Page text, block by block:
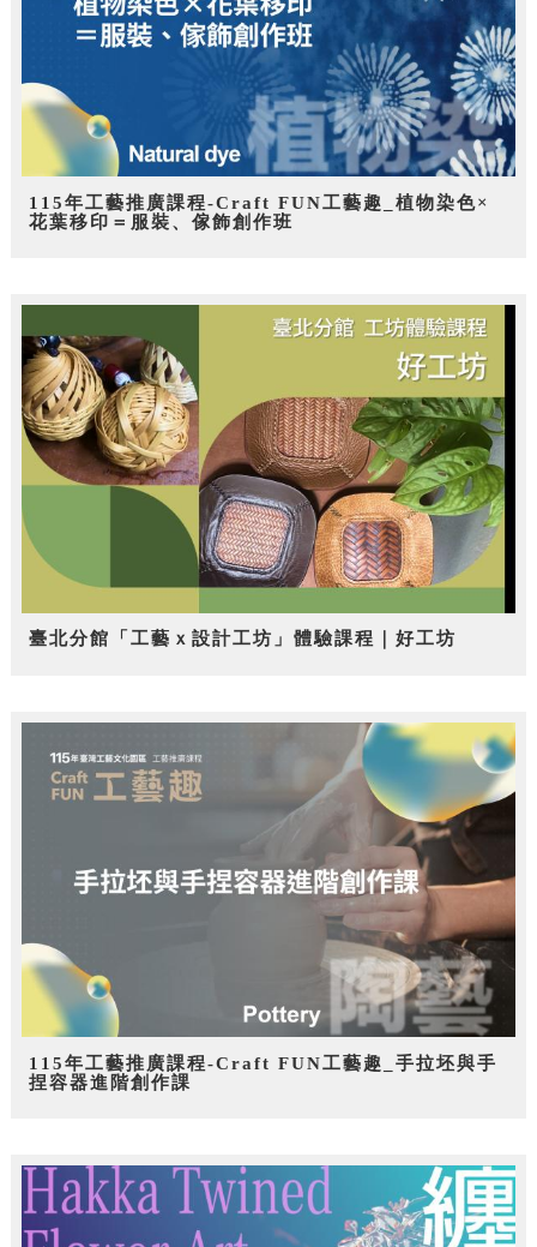
115年工藝推廣課程-Craft FUN工藝趣_植物染色×
花葉移印＝服裝、傢飾創作班
臺北分館「工藝ｘ設計工坊」體驗課程｜好工坊
115年工藝推廣課程-Craft FUN工藝趣_手拉坯與手
捏容器進階創作課